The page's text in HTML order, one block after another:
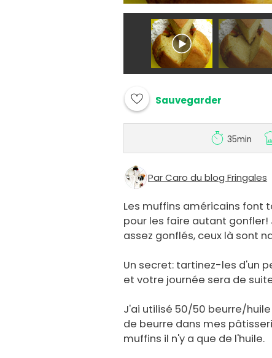
Sauvegarder
35min
Par Caro du blog Fringales
Les muffins américains font
pour les faire autant gonfler!
assez gonflés, ceux là sont
Un secret: tartinez-les d'un
et votre journée sera de
J'ai utilisé 50/50 beurre/
de beurre dans mes
muffins il n'y a que de l'huile.